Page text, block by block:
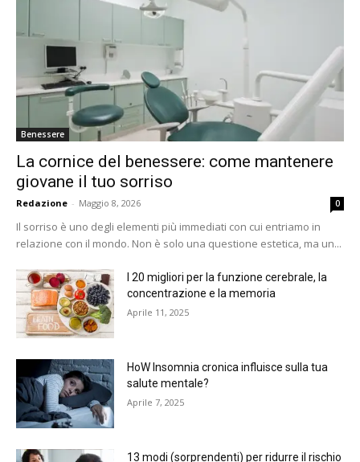
Benessere
La cornice del benessere: come mantenere
giovane il tuo sorriso
Redazione - Maggio 8, 2026 0
Il sorriso è uno degli elementi più immediati con cui entriamo in
relazione con il mondo. Non è solo una questione estetica, ma un...
I 20 migliori per la funzione cerebrale, la
concentrazione e la memoria
Aprile 11, 2025
HоW Insomnia cronica influisce sulla tua
salute mentale?
Aprile 7, 2025
13 modi (sorprendenti) per ridurre il rischio